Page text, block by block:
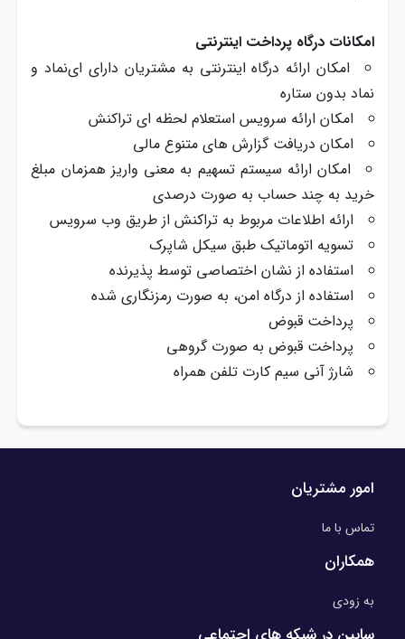
امکانات درگاه پرداخت اینترنتی
امکان ارائه درگاه اینترنتی به مشتریان دارای ای‌نماد و
نماد بدون ستاره
امکان ارائه سرویس استعلام لحظه ای تراکنش
امکان دریافت گزارش های متنوع مالی
امکان ارائه سیستم تسهیم به معنی واریز همزمان مبلغ
خرید به چند حساب به صورت درصدی
ارائه اطلاعات مربوط به تراکنش از طریق وب سرویس
تسویه اتوماتیک طبق سیکل شاپرک
استفاده از نشان اختصاصی توسط پذیرنده
استفاده از درگاه امن، به صورت رمزنگاری شده
پرداخت قبوض
پرداخت قبوض به صورت گروهی
شارژ آنی سیم کارت تلفن همراه
امور مشتریان
تماس با ما
همکاران
به زودی